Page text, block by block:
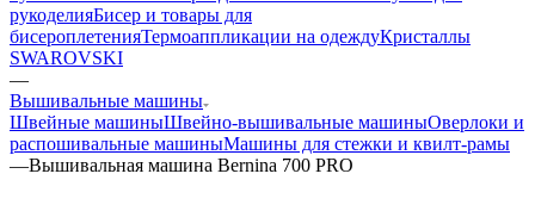
рукоделияБисер и товары для
бисероплетенияТермоаппликации на одеждуКристаллы
SWAROVSKI
—
Вышивальные машины
Швейные машиныШвейно-вышивальные машиныОверлоки и
распошивальные машиныМашины для стежки и квилт-рамы
—Вышивальная машина Bernina 700 PRO